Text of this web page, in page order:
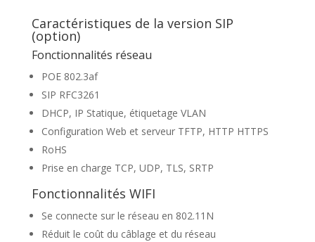
Caractéristiques de la version SIP
(option)
Fonctionnalités réseau
POE 802.3af
SIP RFC3261
DHCP, IP Statique, étiquetage VLAN
Configuration Web et serveur TFTP, HTTP HTTPS
RoHS
Prise en charge TCP, UDP, TLS, SRTP
Fonctionnalités WIFI
Se connecte sur le réseau en 802.11N
Réduit le coût du câblage et du réseau